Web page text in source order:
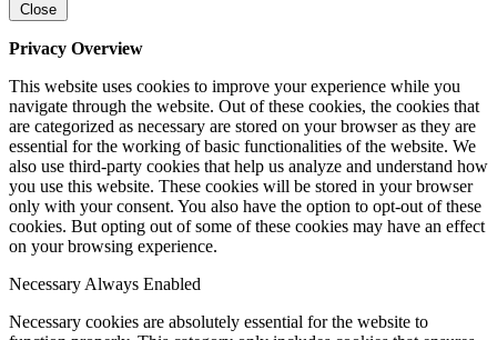
Close
Privacy Overview
This website uses cookies to improve your experience while you
navigate through the website. Out of these cookies, the cookies that
are categorized as necessary are stored on your browser as they are
essential for the working of basic functionalities of the website. We
also use third-party cookies that help us analyze and understand how
you use this website. These cookies will be stored in your browser
only with your consent. You also have the option to opt-out of these
cookies. But opting out of some of these cookies may have an effect
on your browsing experience.
Necessary Always Enabled
Necessary cookies are absolutely essential for the website to